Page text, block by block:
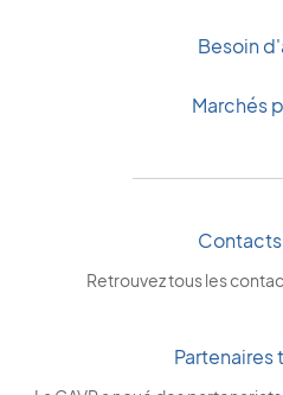
Besoin
Marchés
Retrouvez tous les
Partenaires